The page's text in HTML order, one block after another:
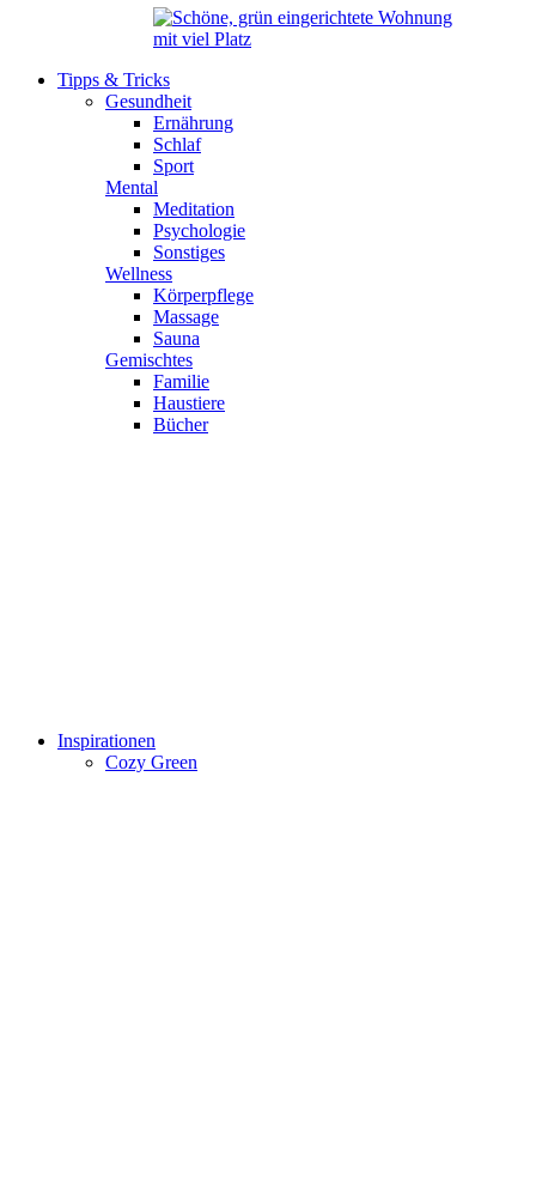
Tipps & Tricks
Gesundheit
Ernährung
Schlaf
Sport
Mental
Meditation
Psychologie
Sonstiges
Wellness
Körperpflege
Massage
Sauna
Gemischtes
Familie
Haustiere
Bücher
Inspirationen
Cozy Green